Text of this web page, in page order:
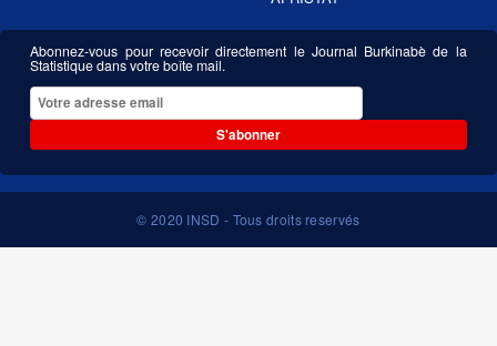
Abonnez-vous pour recevoir directement le Journal Burkinabè de la
Statistique dans votre boîte mail.
S'abonner
© 2020 INSD - Tous droits reservés